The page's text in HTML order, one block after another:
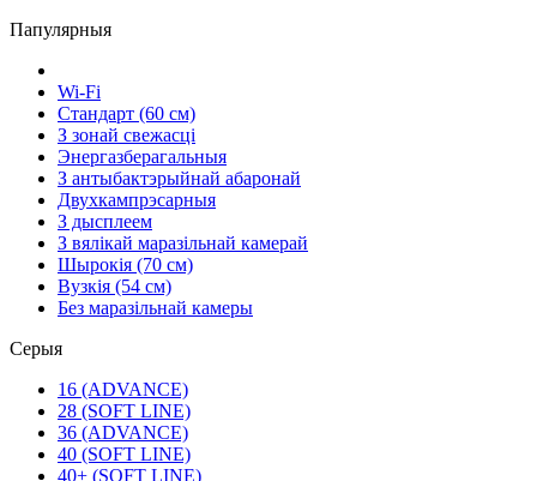
Папулярныя
Wi-Fi
Стандарт (60 см)
З зонай свежасці
Энергазберагальныя
З антыбактэрыйнай абаронай
Двухкампрэсарныя
З дысплеем
З вялікай маразільнай камерай
Шырокія (70 см)
Вузкія (54 см)
Без маразільнай камеры
Серыя
16 (ADVANCE)
28 (SOFT LINE)
36 (ADVANCE)
40 (SOFT LINE)
40+ (SOFT LINE)